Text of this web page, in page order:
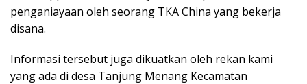
penganiayaan oleh seorang TKA China yang bekerja
disana.
Informasi tersebut juga dikuatkan oleh rekan kami
yang ada di desa Tanjung Menang Kecamatan